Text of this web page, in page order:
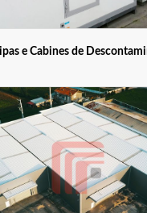
e Cabines de